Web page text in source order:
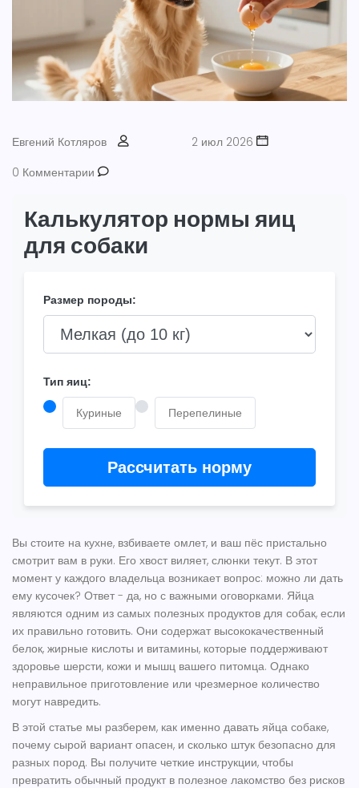
Евгений Котляров
2 июл 2026
0 Комментарии
Калькулятор нормы яиц
для собаки
Размер породы:
Тип яиц:
Куриные Перепелиные
Рассчитать норму
Вы стоите на кухне, взбиваете омлет, и ваш пёс пристально
смотрит вам в руки. Его хвост виляет, слюнки текут. В этот
момент у каждого владельца возникает вопрос: можно ли дать
ему кусочек? Ответ - да, но с важными оговорками. Яйца
являются одним из самых полезных продуктов для собак, если
их правильно готовить. Они содержат высококачественный
белок, жирные кислоты и витамины, которые поддерживают
здоровье шерсти, кожи и мышц вашего питомца. Однако
неправильное приготовление или чрезмерное количество
могут навредить.
В этой статье мы разберем, как именно давать яйца собаке,
почему сырой вариант опасен, и сколько штук безопасно для
разных пород. Вы получите четкие инструкции, чтобы
превратить обычный продукт в полезное лакомство без рисков